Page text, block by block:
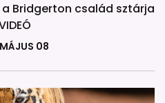
Bridgerton család sztárja
08